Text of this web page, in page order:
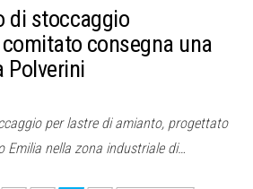
di stoccaggio
comitato consegna una
Polverini
per lastre di amianto, progettato
Emilia nella zona industriale di…